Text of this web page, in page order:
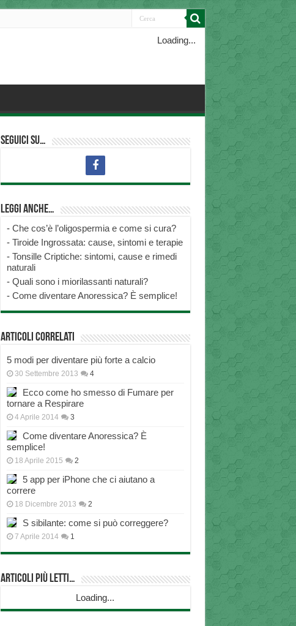
Loading...
Seguici su…
Leggi anche…
- Che cos’è l’oligospermia e come si cura?
- Tiroide Ingrossata: cause, sintomi e terapie
- Tonsille Criptiche: sintomi, cause e rimedi
naturali
- Quali sono i miorilassanti naturali?
- Come diventare Anoressica? È semplice!
Articoli correlati
5 modi per diventare più forte a calcio
30 Settembre 2013 4
Ecco come ho smesso di Fumare per
tornare a Respirare
4 Aprile 2014 3
Come diventare Anoressica? È
semplice!
18 Aprile 2015 2
5 app per iPhone che ci aiutano a
correre
18 Dicembre 2013 2
S sibilante: come si può correggere?
7 Aprile 2014 1
Articoli più Letti…
Loading...